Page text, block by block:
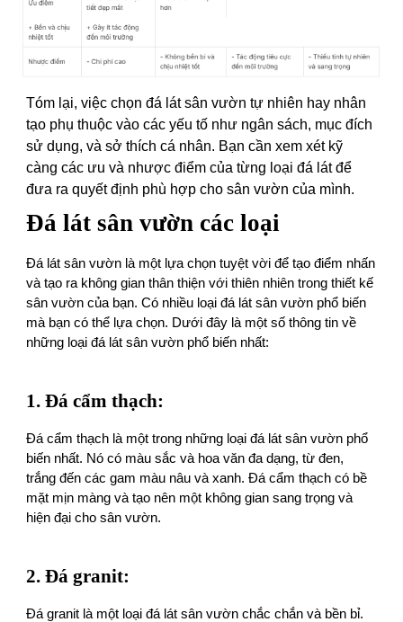
Tóm lại, việc chọn đá lát sân vườn tự nhiên hay nhân
tạo phụ thuộc vào các yếu tố như ngân sách, mục đích
sử dụng, và sở thích cá nhân. Bạn cần xem xét kỹ
càng các ưu và nhược điểm của từng loại đá lát để
đưa ra quyết định phù hợp cho sân vườn của mình.
Đá l át sân vườn các loại
Đá lát sân vườn là một lựa chọn tuyệt vời để tạo điểm nhấn
và tạo ra không gian thân thiện với thiên nhiên trong thiết kế
sân vườn của bạn. Có nhiều loại đá lát sân vườn phổ biến
mà bạn có thể lựa chọn. Dưới đây là một số thông tin về
những loại đá lát sân vườn phổ biến nhất:
1. Đá cẩm thạch:
Đá cẩm thạch là một trong những loại đá lát sân vườn phổ
biến nhất. Nó có màu sắc và hoa văn đa dạng, từ đen,
trắng đến các gam màu nâu và xanh. Đá cẩm thạch có bề
mặt mịn màng và tạo nên một không gian sang trọng và
hiện đại cho sân vườn.
2. Đá granit:
Đá granit là một loại đá lát sân vườn chắc chắn và bền bỉ.